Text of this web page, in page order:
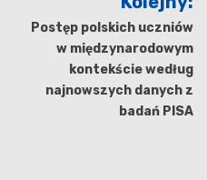
Postęp polskich uczniów
w międzynarodowym
kontekście według
najnowszych danych z
badań PISA